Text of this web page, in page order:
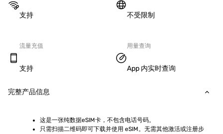
支持 不受限制
流量充值
支持
用量查询
App 内实时查询
完整产品信息
这是一张纯数据eSIM卡，不包含电话号码。
只需扫描二维码即可下载并使用 eSIM。无需其他激活或注册步